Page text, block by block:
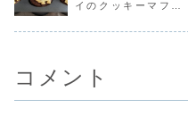
ど作ったことがな
いです。タルトに
を作ったよ
イのクッキーマフィ
コメント